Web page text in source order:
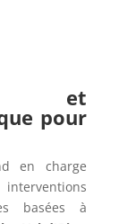
et
pour
en charge
basées à